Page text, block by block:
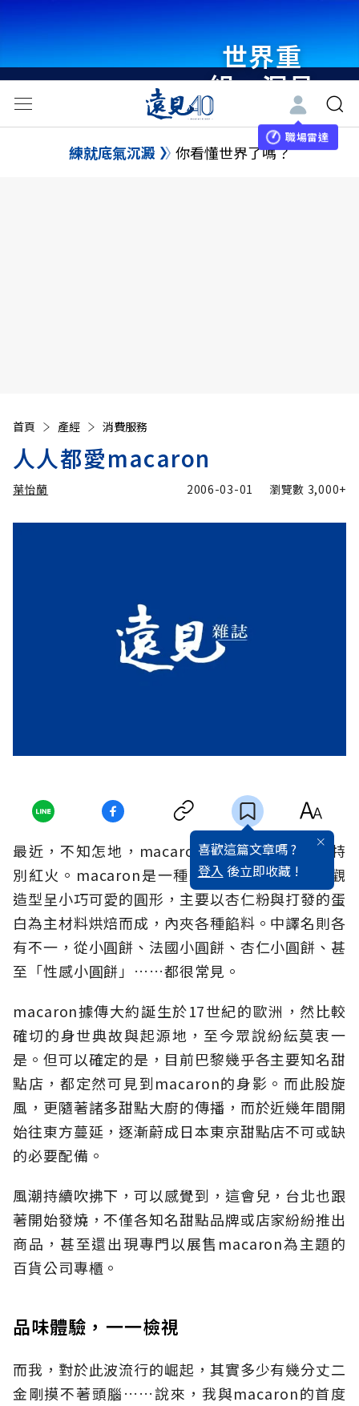
世界重
組・洞見
未來 與
世界領袖
職場雷達
練就底氣沉澱 你看懂世界了嗎？
首頁 產經 消費服務
人人都愛macaron
葉怡蘭 2006-03-01 瀏覽數 3,000+
喜歡這篇文章嗎 ?
登入 後立即收藏 !
最近，不知怎地，macaron小圓餅在台北似乎特
別紅火。macaron是一種來自法國的甜點，外觀
造型呈小巧可愛的圓形，主要以杏仁粉與打發的蛋
白為主材料烘焙而成，內夾各種餡料。中譯名則各
有不一，從小圓餅、法國小圓餅、杏仁小圓餅、甚
至「性感小圓餅」……都很常見。
macaron據傳大約誕生於17世紀的歐洲，然比較
確切的身世典故與起源地，至今眾說紛紜莫衷一
是。但可以確定的是，目前巴黎幾乎各主要知名甜
點店，都定然可見到macaron的身影。而此股旋
風，更隨著諸多甜點大廚的傳播，而於近幾年間開
始往東方蔓延，逐漸蔚成日本東京甜點店不可或缺
的必要配備。
風潮持續吹拂下，可以感覺到，這會兒，台北也跟
著開始發燒，不僅各知名甜點品牌或店家紛紛推出
商品，甚至還出現專門以展售macaron為主題的
百貨公司專櫃。
品味體驗，一一檢視
而我，對於此波流行的崛起，其實多少有幾分丈二
金剛摸不著頭腦……說來，我與macaron的首度